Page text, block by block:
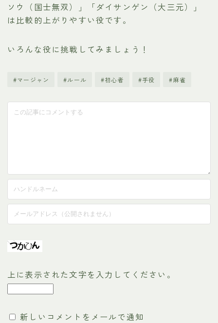
ソウ（国士無双）」「ダイサンゲン（大三元）」
は比較的上がりやすい役です。
いろんな役に挑戦してみましょう！
#マージャン #ルール #初心者 #手役 #麻雀
上に表示された文字を入力してください。
新しいコメントをメールで通知